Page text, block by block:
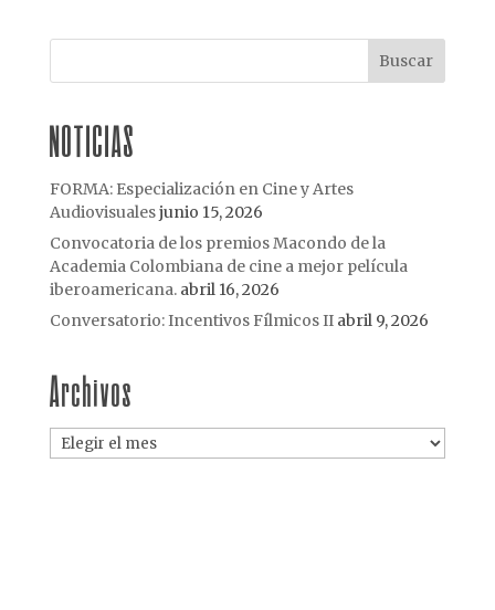
NOTICIAS
FORMA: Especialización en Cine y Artes
Audiovisualesjunio 15, 2026
Convocatoria de los premios Macondo de la
Academia Colombiana de cine a mejor película
iberoamericana. abril 16, 2026
Conversatorio: Incentivos Fílmicos II abril 9, 2026
Archivos
Archivos